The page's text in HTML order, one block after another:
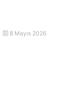
8 Mayıs 2026